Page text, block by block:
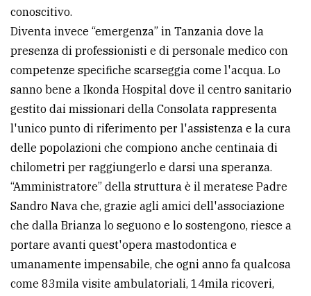
Cookie
policy
conoscitivo.
Diventa invece “emergenza” in Tanzania dove la
presenza di professionisti e di personale medico con
competenze specifiche scarseggia come l'acqua. Lo
sanno bene a Ikonda Hospital dove il centro sanitario
gestito dai missionari della Consolata rappresenta
l'unico punto di riferimento per l'assistenza e la cura
delle popolazioni che compiono anche centinaia di
chilometri per raggiungerlo e darsi una speranza.
“Amministratore” della struttura è il meratese Padre
Sandro Nava che, grazie agli amici dell'associazione
che dalla Brianza lo seguono e lo sostengono, riesce a
portare avanti quest'opera mastodontica e
umanamente impensabile, che ogni anno fa qualcosa
come 83mila visite ambulatoriali, 14mila ricoveri,